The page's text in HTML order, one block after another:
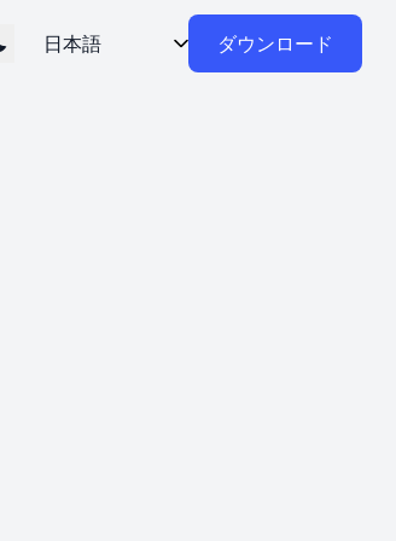
ダウンロード